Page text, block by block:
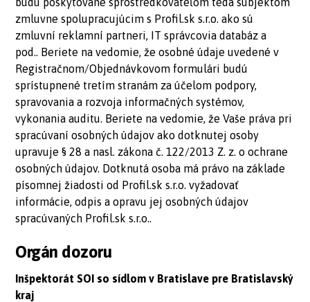
zmluvne spolupracujúcim s Profil.sk s.r.o. ako sú
zmluvní reklamní partneri, IT správcovia databáz a
pod.. Beriete na vedomie, že osobné údaje uvedené v
Registračnom/Objednávkovom formulári budú
sprístupnené tretím stranám za účelom podpory,
spravovania a rozvoja informačných systémov,
vykonania auditu. Beriete na vedomie, že Vaše práva pri
spracúvaní osobných údajov ako dotknutej osoby
upravuje § 28 a nasl. zákona č. 122/2013 Z. z. o ochrane
osobných údajov. Dotknutá osoba má právo na základe
písomnej žiadosti od Profil.sk s.r.o. vyžadovať
informácie, odpis a opravu jej osobných údajov
spracúvaných Profil.sk s.r.o..
Orgán dozoru
Inšpektorát SOI so sídlom v Bratislave pre Bratislavský
kraj